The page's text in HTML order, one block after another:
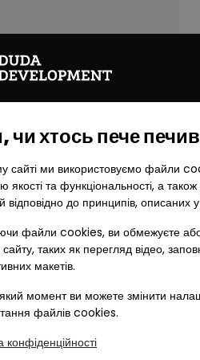
хтось пече
сайті ми використовуємо файли
якості та функціональності, а
відповідно до принципів, описаних
файли cookies, ви обмежуєте
сайту, таких як перегляд відео,
макетів.
момент ви можете змінити
файлів cookies.
конфіденційності